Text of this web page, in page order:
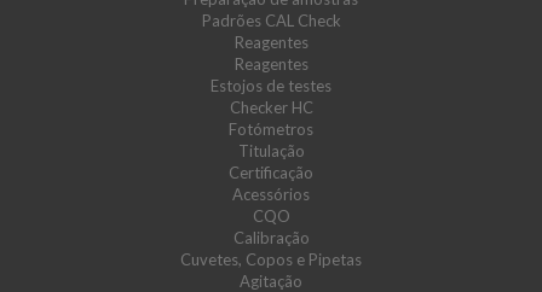
Padrões CAL Check
Reagentes
Reagentes
Estojos de testes
Checker HC
Fotómetros
Titulação
Certificação
Acessórios
CQO
Calibração
Cuvetes, Copos e Pipetas
Agitação